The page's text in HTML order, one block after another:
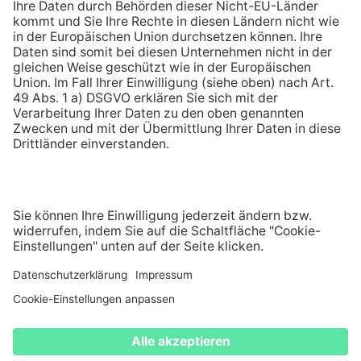
Seit über 110 Jahren größter Energieversorger in
der Pfalz und im Saarpfalz-Kreis
COMPLIANCE
COOKIE-EINSTELLUNGEN